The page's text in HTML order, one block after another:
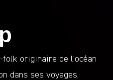
originaire de l’océan
dans ses voyages,